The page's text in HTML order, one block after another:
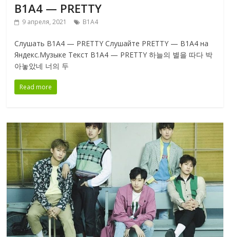
B1A4 — PRETTY
9 апреля, 2021 B1A4
Слушать B1A4 — PRETTY Слушайте PRETTY — B1A4 на
Яндекс.Музыке Текст B1A4 — PRETTY 하늘의 별을 따다 박
아놓았네 너의 두
Read more